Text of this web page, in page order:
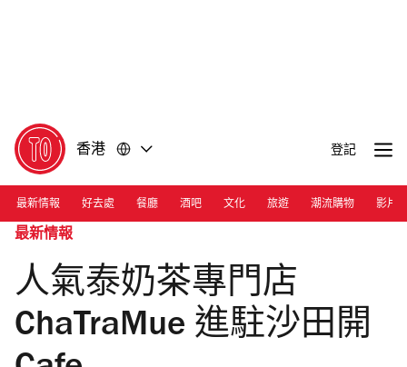
香港 登記
最新情報 好去處 餐廳 酒吧 文化 旅遊 潮流購物 影片
最新情報
人氣泰奶茶專門店
ChaTraMue 進駐沙田開